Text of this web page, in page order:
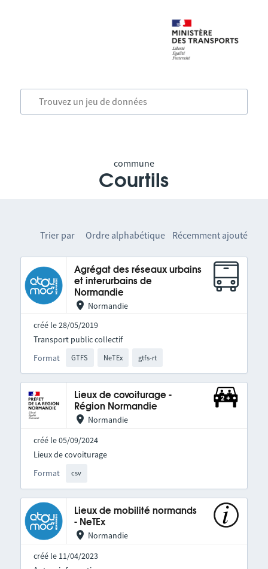
commune
Courtils
Trier par Ordre alphabétique Récemment ajouté
Agrégat des réseaux urbains
et interurbains de
Normandie
Normandie
créé le 28/05/2019
Format GTFS NeTEx gtfs-rt
Transport public collectif
Lieux de covoiturage -
Région Normandie
Normandie
créé le 05/09/2024
Format csv
Lieux de covoiturage
Lieux de mobilité normands
- NeTEx
Normandie
créé le 11/04/2023